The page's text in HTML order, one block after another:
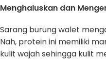
Menghaluskan dan
Sarang burung walet
Nah, protein ini memiliki
kulit wajah sehingga kulit